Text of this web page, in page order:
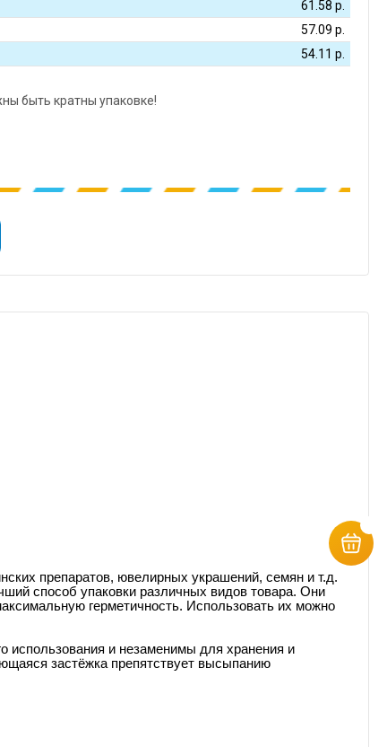
61.58 р.
57.09 р.
54.11 р.
быть кратны упаковке!
препаратов, ювелирных украшений, семян и т.д.
способ упаковки различных видов товара. Они
герметичность. Использовать их можно
использования и незаменимы для хранения и
застёжка препятствует высыпанию